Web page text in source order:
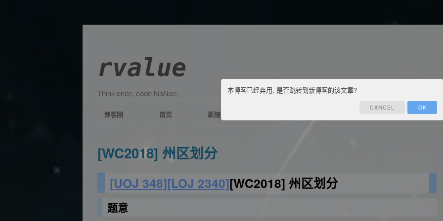
rvalue
Τhіnk οncе, сοdе ΝаΝcе;
博客园 首页 新随笔
[WC2018] 州区划分
[UOJ 348][LOJ 2340][WC2018] 州区划分
题意
本博客已经弃用, 是否跳转到新博客的该文章?
OK
CANCEL